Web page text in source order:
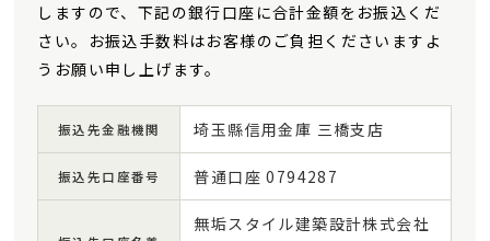
しますので、下記の銀行口座に合計金額をお振込くだ
さい。お振込手数料はお客様のご負担くださいますよ
うお願い申し上げます。
振込先金融機関 埼玉縣信用金庫 三橋支店
振込先口座番号 普通口座 0794287
無垢スタイル建築設計株式会社